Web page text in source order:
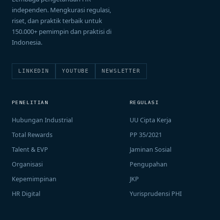
independen. Mengkurasi regulasi,
riset, dan praktik terbaik untuk
150.000+ pemimpin dan praktisi di
Indonesia.
LINKEDIN YOUTUBE NEWSLETTER
PENELITIAN
Hubungan Industrial
Total Rewards
Talent & EVP
Organisasi
Kepemimpinan
HR Digital
REGULASI
UU Cipta Kerja
PP 35/2021
Jaminan Sosial
Pengupahan
JKP
Yurisprudensi PHI